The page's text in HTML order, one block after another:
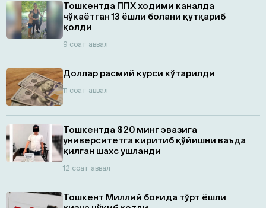
Тошкентда ППХ ходими каналда
чўкаётган 13 ёшли болани қутқариб
қолди
9 соат аввал
Доллар расмий курси кўтарилди
11 соат аввал
Тошкентда $20 минг эвазига
университетга киритиб қўйишни ваъда
қилган шахс ушланди
12 соат аввал
Тошкент Миллий боғида тўрт ёшли